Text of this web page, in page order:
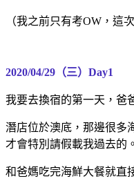
（我之前只有考OW，這
2020/04/29（三）Day1
我要去換宿的第一天，爸
潛店位於澳底，那邊很多
才會特別請假載我過去的。
和爸媽吃完海鮮大餐就直